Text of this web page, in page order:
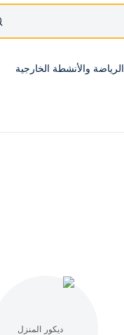
الرياضة والأنشطة الخارجية